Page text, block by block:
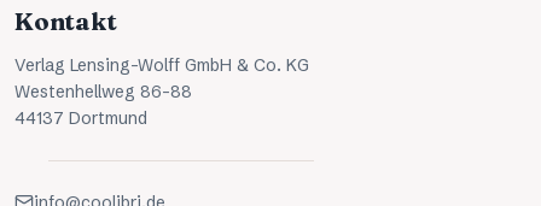
Kontakt
Verlag Lensing-Wolff GmbH & Co. KG
Westenhellweg 86-88
44137 Dortmund